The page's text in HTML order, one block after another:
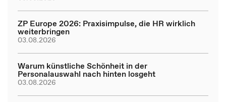
ZP Europe 2026: Praxisimpulse, die HR wirklich
weiterbringen
03.08.2026
Warum künstliche Schönheit in der
Personalauswahl nach hinten losgeht
03.08.2026